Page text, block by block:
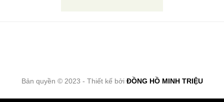
Bản quyền © 2023 - Thiết kế bởi ĐỒNG HỒ MINH TRIỆU